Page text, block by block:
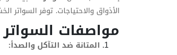
الأذواق والاحتياجات. توفر السواتر
مواصفات
المتانة ضد التآكل والصدأ: